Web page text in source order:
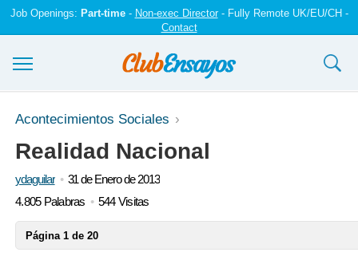
Job Openings: Part-time- Non-exec Director- Fully Remote UK/EU/CH -
Contact
Ensayos y trabajos
Registrarse
Iniciar sesión
Acontecimientos Sociales
Realidad Nacional
ydaguilar
31 de Enero de 2013
4.805 Palabras
544 Visitas
Página 1 de 20